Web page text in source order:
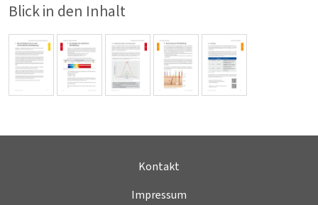
Blick in den Inhalt
Kontakt
Impressum